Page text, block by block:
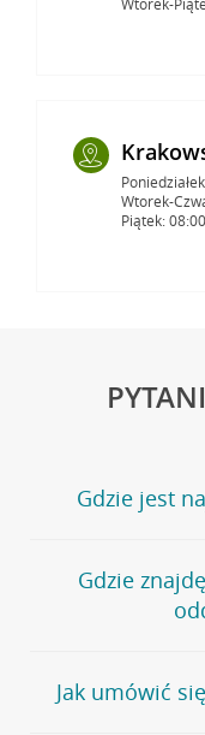
Wtorek-
Piątek:
Gdzie jest
Jeśli szukasz
stronęPlacówki i
wygodna
oddziałów
Gdzie
Bank Credit
telefonu do placówki
Jak umówić